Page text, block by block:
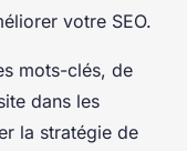
votre SEO.
mots-clés, de
dans les
la stratégie de